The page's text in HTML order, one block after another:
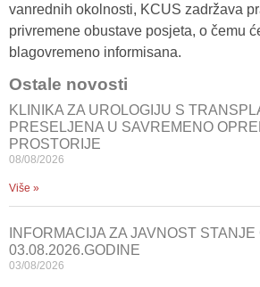
vanrednih okolnosti, KCUS zadržava
privremene obustave posjeta, o čemu
blagovremeno informisana.
Ostale novosti
KLINIKA ZA UROLOGIJU S
PRESELJENA U SAVREMENO
PROSTORIJE
08/08/2026
Više »
INFORMACIJA ZA JAVNOST
03.08.2026.GODINE
03/08/2026